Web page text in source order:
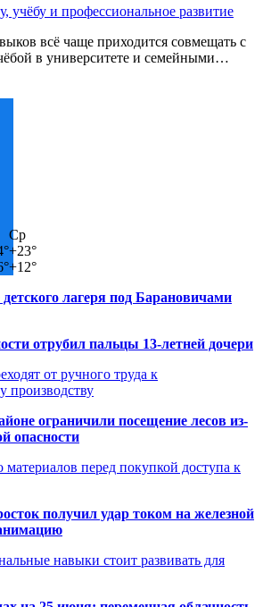
учёбу и профессиональное развитие
всё чаще приходится совмещать с
в университете и семейными…
Ср
+23°
+12°
лагеря под Барановичами
отрубил пальцы 13-летней дочери
от ручного труда к
производству
ограничили посещение лесов из-
опасности
материалов перед покупкой доступа к
получил удар током на железной
навыки стоит развивать для